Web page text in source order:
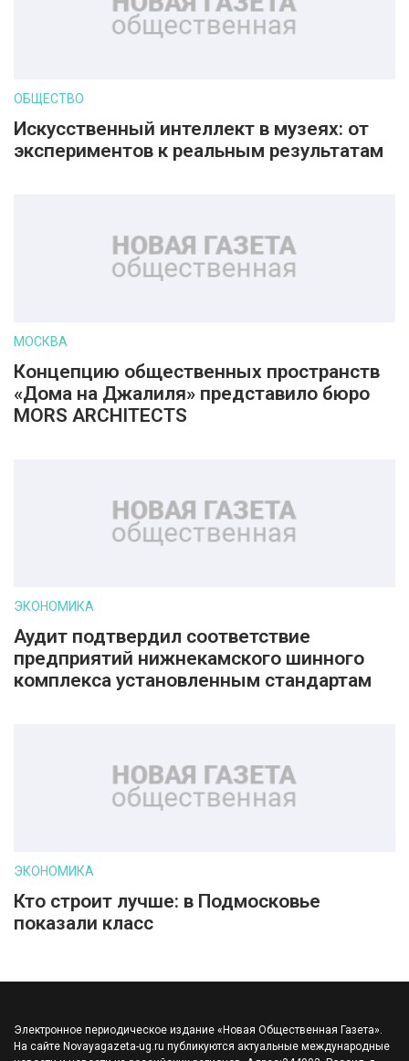
ОБЩЕСТВО
Искусственный интеллект в музеях: от
экспериментов к реальным результатам
МОСКВА
Концепцию общественных пространств
«Дома на Джалиля» представило бюро
MORS ARCHITECTS
ЭКОНОМИКА
Аудит подтвердил соответствие
предприятий нижнекамского шинного
комплекса установленным стандартам
ЭКОНОМИКА
Кто строит лучше: в Подмосковье
показали класс
Электронное периодическое издание «Новая Общественная Газета».
На сайте Novayagazeta-ug.ru публикуются актуальные международные